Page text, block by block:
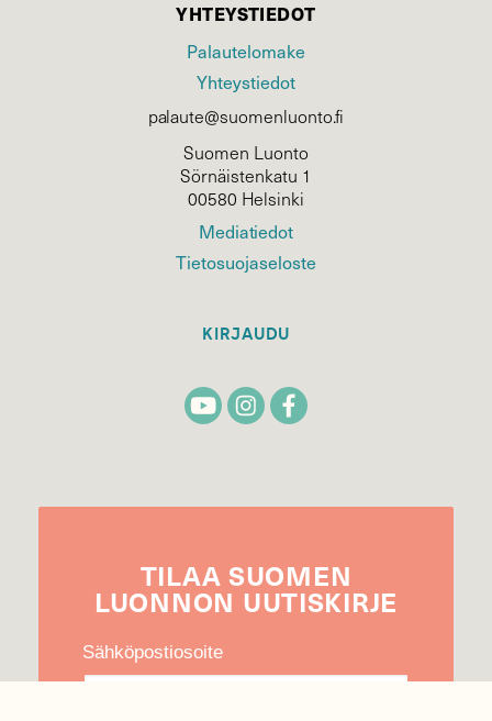
YHTEYSTIEDOT
Palautelomake
Yhteystiedot
palaute@suomenluonto.fi
Suomen Luonto
Sörnäistenkatu 1
00580 Helsinki
Mediatiedot
Tietosuojaseloste
KIRJAUDU
TILAA SUOMEN
LUONNON UUTIS­KIRJE
Sähköpostiosoite